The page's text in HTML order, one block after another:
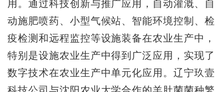
用。通过科技创新与推广应用，自动灌溉、自
动施肥喷药、小型气候站、智能环境控制、检
疫检测和远程监控等设施装备在农业生产中，
特别是设施农业生产中得到广泛应用，实现了
数字技术在农业生产中单元化应用。辽宁玖壹
科技公司与沈阳农业大学合作的羊肚菌菌种繁